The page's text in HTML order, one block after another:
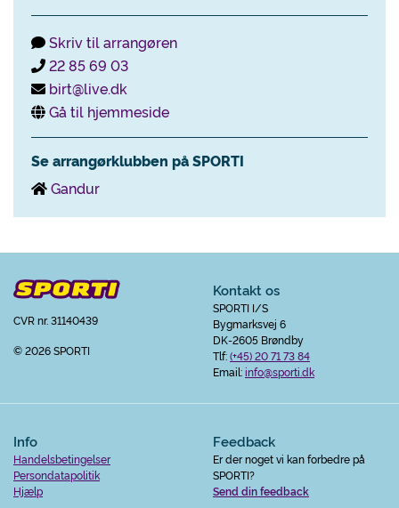
Skriv til arrangøren
22 85 69 03
birt@live.dk
Gå til hjemmeside
Se arrangørklubben på SPORTI
Gandur
CVR nr. 31140439
© 2026 SPORTI
Kontakt os
SPORTI I/S
Bygmarksvej 6
DK-2605 Brøndby
Tlf:(+45) 20 71 73 84
Email:info@sporti.dk
Info
Handelsbetingelser
Persondatapolitik
Hjælp
Feedback
Er der noget vi kan forbedre på
SPORTI?
Send din feedback